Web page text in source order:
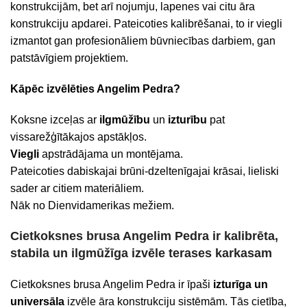
konstrukcijām, bet arī nojumju, lapenes vai citu āra
konstrukciju apdarei. Pateicoties kalibrēšanai, to ir viegli
izmantot gan profesionāliem būvniecības darbiem, gan
patstāvīgiem projektiem.
Kāpēc izvēlēties Angelim Pedra?
Koksne izceļas ar ilgmūžību un izturību pat
vissarežģītākajos apstākļos.
Viegli apstrādājama un montējama.
Pateicoties dabiskajai brūni-dzeltenīgajai krāsai, lieliski
sader ar citiem materiāliem.
Nāk no Dienvidamerikas mežiem.
Cietkoksnes brusa Angelim Pedra ir kalibrēta,
stabila un ilgmūžīga izvēle terases karkasam
Cietkoksnes brusa Angelim Pedra ir īpaši izturīga un
universāla izvēle āra konstrukciju sistēmām. Tās cietība,